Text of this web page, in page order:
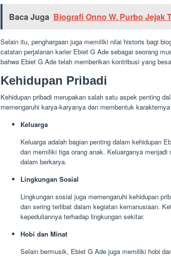
Baca Juga Biografi Onno W. Purbo Jejak
Selain itu, penghargaan juga memiliki nilai historis bagi
catatan perjalanan karier Ebiet G Ade sebagai seorang
bahwa Ebiet G Ade telah memberikan kontribusi yang
Kehidupan Pribadi
Kehidupan pribadi merupakan salah satu aspek penting
memengaruhi karya-karyanya dan membentuk
Keluarga
Keluarga adalah bagian penting dalam kehidupan
dan memiliki tiga orang anak. Keluarganya
dalam berkarya.
Lingkungan Sosial
Lingkungan sosial juga memengaruhi kehidupan
dan sering terlibat dalam kegiatan kemanusiaan.
kepeduliannya terhadap lingkungan sekitar.
Hobi dan Minat
Selain bermusik, Ebiet G Ade juga memiliki hobi